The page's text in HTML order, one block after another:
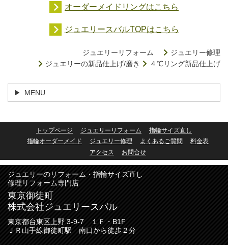
オーダーメイドリングはこちら
ジュエリースバルTOPはこちら
ジュエリーリフォーム
ジュエリー修理
ジュエリーの新品仕上げ/磨き
４℃リング新品仕上げ
MENU
トップページ ジュエリーリフォーム
指輪サイズ直し
指輪オーダーメイド
ジュエリー修理 よくあるご質問
料金表
アクセス
お問合せ
ジュエリーのリフォーム・指輪サイズ直し
修理リフォーム専門店
東京御徒町
株式会社ジュエリースバル
東京都台東区上野 3-9-7 １Ｆ・B1F
ＪＲ山手線御徒町駅 南口から徒歩２分